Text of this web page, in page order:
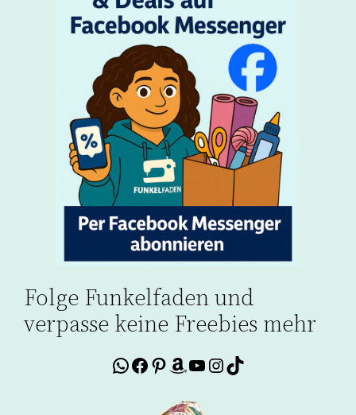
Folge Funkelfaden und
verpasse keine Freebies mehr
WhatsApp
Facebook
Pinterest
Amazon
YouTube
Instagram
TikTok